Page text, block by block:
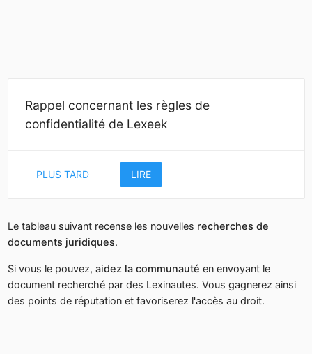
Rappel concernant les règles de
confidentialité de Lexeek
PLUS TARD LIRE
Le tableau suivant recense les nouvelles recherches de
documents juridiques.
Si vous le pouvez, aidez la communauté en envoyant le
document recherché par des Lexinautes. Vous gagnerez ainsi
des points de réputation et favoriserez l'accès au droit.